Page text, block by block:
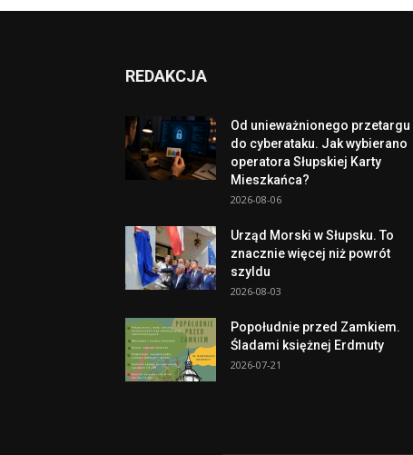
REDAKCJA
Od unieważnionego przetargu
do cyberataku. Jak wybierano
operatora Słupskiej Karty
Mieszkańca?
2026-08-06
Urząd Morski w Słupsku. To
znacznie więcej niż powrót
szyldu
2026-08-03
Popołudnie przed Zamkiem.
Śladami księżnej Erdmuty
2026-07-21